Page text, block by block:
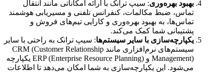
بهبود بهره‌وری: سیپ ترانک با ارائه امکاناتی مانند انتقال
تماس، ضبط مکالمات، کنفرانس تلفنی و مسیریابی هوشمند
تماس‌ها، به بهبود بهره‌وری و کارایی تیم‌های فروش و
پشتیبانی شما کمک می‌کند.
یکپارچه‌سازی با سایر سیستم‌ها: سیپ ترانک به راحتی با سایر
سیستم‌های نرم‌افزاری مانند CRM (Customer Relationship
Management) و ERP (Enterprise Resource Planning) یکپارچه
می‌شود. این یکپارچه‌سازی به شما امکان می‌دهد تا اطلاعات